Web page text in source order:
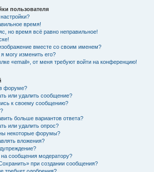
пользователя
время!
но время всё равно неправильное!
вместе со своим именем?
могу изменить его?
«email», от меня требуют войти на конференцию!
форуме?
или удалить сообщение?
к своему сообщению?
больше вариантов ответа?
или удалить опрос?
некоторые форумы?
вложения?
сообщения модератору?
при создании сообщения?
требует одобрения?